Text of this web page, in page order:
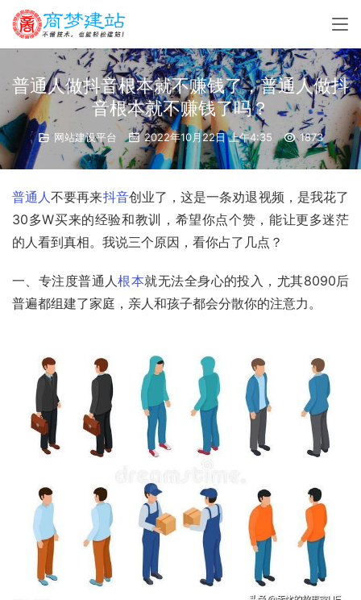
普通人做抖音根本就不赚钱了，普通人做抖
音根本就不赚钱了吗？
网站建设平台 2022年10月22日 上午4:35 1873
普通人不要再来抖音创业了，这是一条劝退视频，是我花了
30多W买来的经验和教训，希望你点个赞，能让更多迷茫
的人看到真相。我说三个原因，看你占了几点？
一、专注度普通人根本就无法全身心的投入，尤其8090后
普遍都组建了家庭，亲人和孩子都会分散你的注意力。